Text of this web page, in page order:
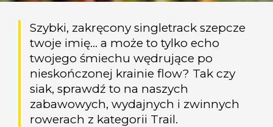
Szybki, zakręcony singletrack szepcze
twoje imię... a może to tylko echo
twojego śmiechu wędrujące po
nieskończonej krainie flow? Tak czy
siak, sprawdź to na naszych
zabawowych, wydajnych i zwinnych
rowerach z kategorii Trail.